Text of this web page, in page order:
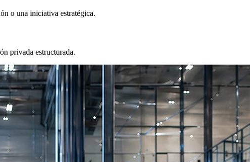
o una iniciativa estratégica.
privada estructurada.